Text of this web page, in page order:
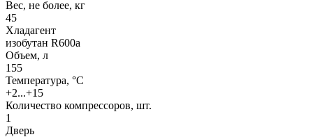
Вес, не более, кг
45
Хладагент
изобутан R600a
Объем, л
155
Температура, °C
+2...+15
Количество компрессоров, шт.
1
Дверь